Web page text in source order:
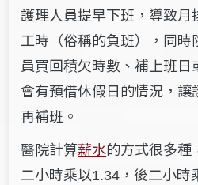
護理人員提早下班，導致月
工時（俗稱的負班），同時
員買回積欠時數、補上班
會有預借休假日的情況，
再補班。
醫院計算薪水的方式很多種
二小時乘以1.34 ，後二小時